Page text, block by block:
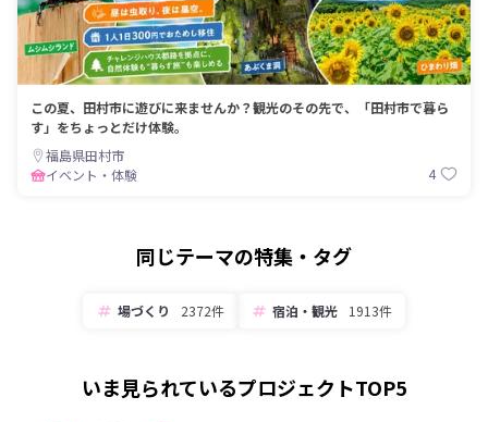
この夏、田村市に遊びに来ませんか？観光のその先で、「田村市で暮ら
す」をちょっとだけ体験。
福島県田村市
イベント・体験
4
同じテーマの特集・タグ
場づくり 2372件 宿泊・観光 1913件
いま見られているプロジェクトTOP5